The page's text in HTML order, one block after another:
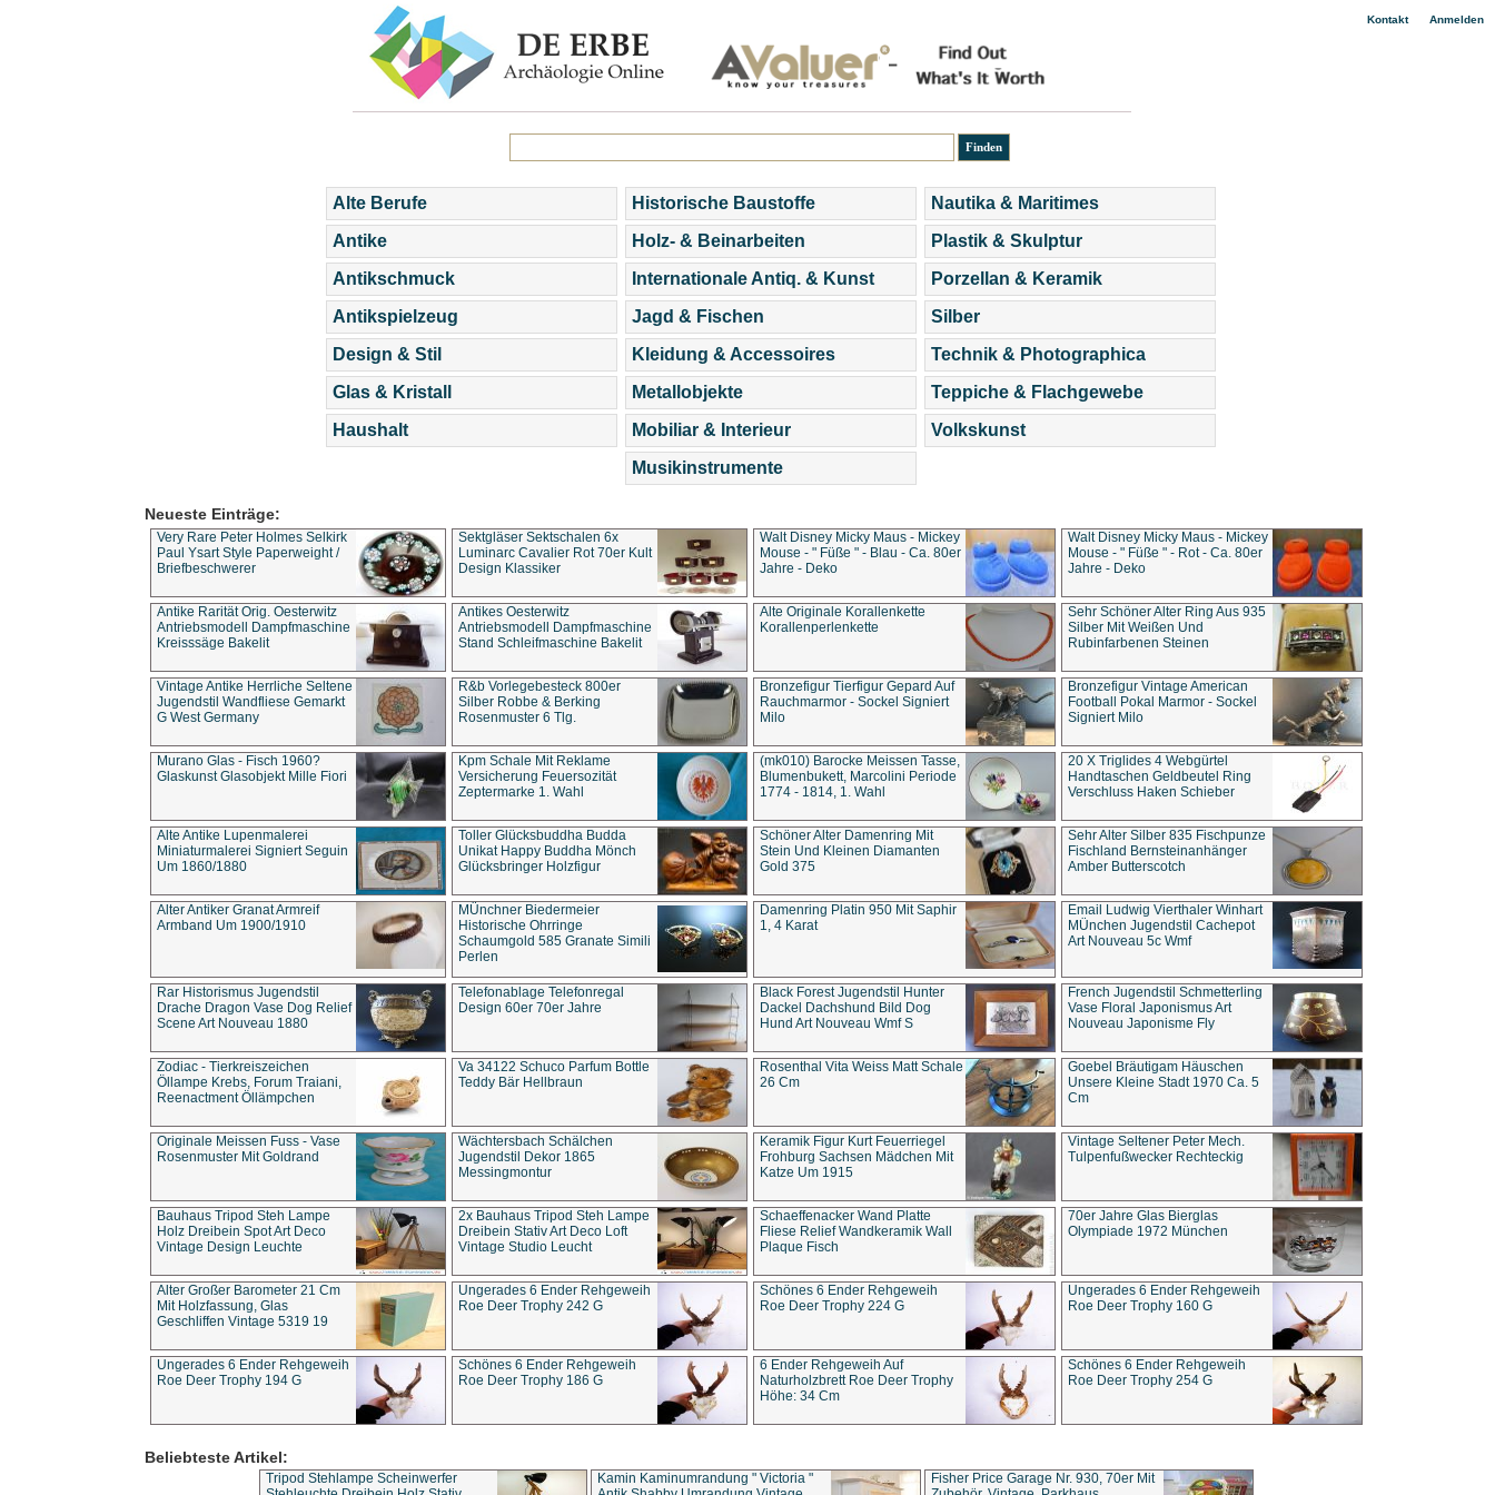
Kontakt| Anmelden
Alte Berufe
Antike
Antikschmuck
Antikspielzeug
Design & Stil
Glas & Kristall
Haushalt
Historische Baustoffe
Holz- & Beinarbeiten
Internationale Antiq. & Kunst
Jagd & Fischen
Kleidung & Accessoires
Metallobjekte
Mobiliar & Interieur
Musikinstrumente
Nautika & Maritimes
Plastik & Skulptur
Porzellan & Keramik
Silber
Technik & Photographica
Teppiche & Flachgewebe
Volkskunst
Neueste Einträge:
Very Rare Peter Holmes Selkirk
Paul Ysart Style Paperweight /
Briefbeschwerer
Sektgläser Sektschalen 6x
Luminarc Cavalier Rot 70er Kult
Design Klassiker
Walt Disney Micky Maus - Mickey
Mouse - " Füße " - Blau - Ca. 80er
Jahre - Deko
Walt Disney Micky Maus - Mickey
Mouse - " Füße " - Rot - Ca. 80er
Jahre - Deko
Antike Rarität Orig. Oesterwitz
Antriebsmodell Dampfmaschine
Kreisssäge Bakelit
Antikes Oesterwitz
Antriebsmodell Dampfmaschine
Stand Schleifmaschine Bakelit
Alte Originale Korallenkette
Korallenperlenkette
Sehr Schöner Alter Ring Aus 935
Silber Mit Weißen Und
Rubinfarbenen Steinen
Vintage Antike Herrliche Seltene
Jugendstil Wandfliese Gemarkt
G West Germany
R&b Vorlegebesteck 800er
Silber Robbe & Berking
Rosenmuster 6 Tlg.
Bronzefigur Tierfigur Gepard Auf
Rauchmarmor - Sockel Signiert
Milo
Bronzefigur Vintage American
Football Pokal Marmor - Sockel
Signiert Milo
Murano Glas - Fisch 1960?
Glaskunst Glasobjekt Mille Fiori
Kpm Schale Mit Reklame
Versicherung Feuersozität
Zeptermarke 1. Wahl
(mk010) Barocke Meissen Tasse,
Blumenbukett, Marcolini Periode
1774 - 1814, 1. Wahl
20 X Triglides 4 Webgürtel
Handtaschen Geldbeutel Ring
Verschluss Haken Schieber
Alte Antike Lupenmalerei
Miniaturmalerei Signiert Seguin
Um 1860/1880
Toller Glücksbuddha Budda
Unikat Happy Buddha Mönch
Glücksbringer Holzfigur
Schöner Alter Damenring Mit
Stein Und Kleinen Diamanten
Gold 375
Sehr Alter Silber 835 Fischpunze
Fischland Bernsteinanhänger
Amber Butterscotch
Alter Antiker Granat Armreif
Armband Um 1900/1910
MÜnchner Biedermeier
Historische Ohrringe
Schaumgold 585 Granate Simili
Perlen
Damenring Platin 950 Mit Saphir
1, 4 Karat
Email Ludwig Vierthaler Winhart
MÜnchen Jugendstil Cachepot
Art Nouveau 5c Wmf
Rar Historismus Jugendstil
Drache Dragon Vase Dog Relief
Scene Art Nouveau 1880
Telefonablage Telefonregal
Design 60er 70er Jahre
Black Forest Jugendstil Hunter
Dackel Dachshund Bild Dog
Hund Art Nouveau Wmf S
French Jugendstil Schmetterling
Vase Floral Japonismus Art
Nouveau Japonisme Fly
Zodiac - Tierkreiszeichen
Öllampe Krebs, Forum Traiani,
Reenactment Öllämpchen
Va 34122 Schuco Parfum Bottle
Teddy Bär Hellbraun
Rosenthal Vita Weiss Matt Schale
26 Cm
Goebel Bräutigam Häuschen
Unsere Kleine Stadt 1970 Ca. 5
Cm
Originale Meissen Fuss - Vase
Rosenmuster Mit Goldrand
Wächtersbach Schälchen
Jugendstil Dekor 1865
Messingmontur
Keramik Figur Kurt Feuerriegel
Frohburg Sachsen Mädchen Mit
Katze Um 1915
Vintage Seltener Peter Mech.
Tulpenfußwecker Rechteckig
Bauhaus Tripod Steh Lampe
Holz Dreibein Spot Art Deco
Vintage Design Leuchte
2x Bauhaus Tripod Steh Lampe
Dreibein Stativ Art Deco Loft
Vintage Studio Leucht
Schaeffenacker Wand Platte
Fliese Relief Wandkeramik Wall
Plaque Fisch
70er Jahre Glas Bierglas
Olympiade 1972 München
Alter Großer Barometer 21 Cm
Mit Holzfassung, Glas
Geschliffen Vintage 5319 19
Ungerades 6 Ender Rehgeweih
Roe Deer Trophy 242 G
Schönes 6 Ender Rehgeweih
Roe Deer Trophy 224 G
Ungerades 6 Ender Rehgeweih
Roe Deer Trophy 160 G
Ungerades 6 Ender Rehgeweih
Roe Deer Trophy 194 G
Schönes 6 Ender Rehgeweih
Roe Deer Trophy 186 G
6 Ender Rehgeweih Auf
Naturholzbrett Roe Deer Trophy
Höhe: 34 Cm
Schönes 6 Ender Rehgeweih
Roe Deer Trophy 254 G
Beliebteste Artikel:
Tripod Stehlampe Scheinwerfer
Kamin Kaminumrandung " Victoria "
Fisher Price Garage Nr. 930, 70er Mit